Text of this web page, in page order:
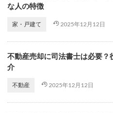
な人の特徴
家・戸建て 2025年12月12日
不動産売却に司法書士は必要？
介
不動産 2025年12月12日